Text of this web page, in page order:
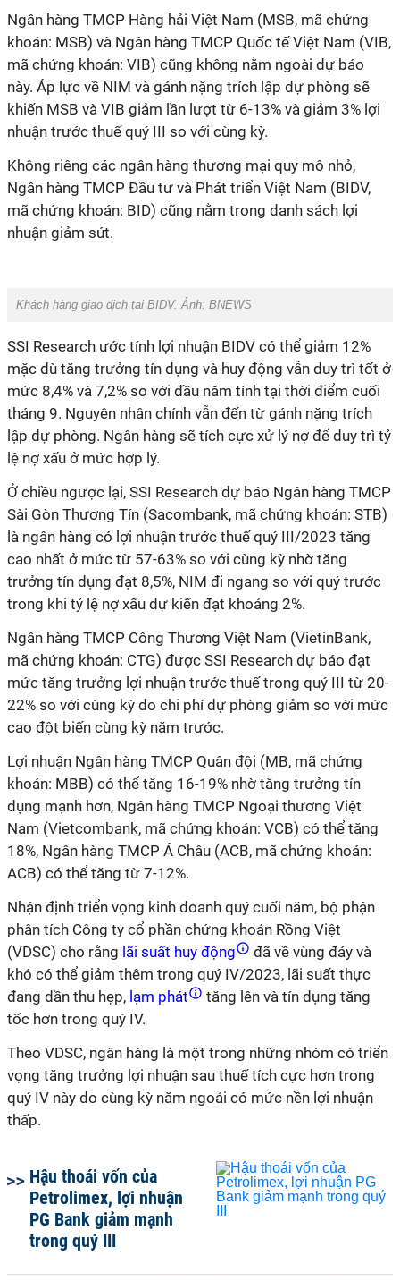
Ngân hàng TMCP Hàng hải Việt Nam (MSB, mã chứng
khoán: MSB) và Ngân hàng TMCP Quốc tế Việt Nam (VIB,
mã chứng khoán: VIB) cũng không nằm ngoài dự báo
này. Áp lực về NIM và gánh nặng trích lập dự phòng sẽ
khiến MSB và VIB giảm lần lượt từ 6-13% và giảm 3% lợi
nhuận trước thuế quý III so với cùng kỳ.
Không riêng các ngân hàng thương mại quy mô nhỏ,
Ngân hàng TMCP Đầu tư và Phát triển Việt Nam (BIDV,
mã chứng khoán: BID) cũng nằm trong danh sách lợi
nhuận giảm sút.
Khách hàng giao dịch tại BIDV. Ảnh: BNEWS
SSI Research ước tính lợi nhuận BIDV có thể giảm 12%
mặc dù tăng trưởng tín dụng và huy động vẫn duy trì tốt ở
mức 8,4% và 7,2% so với đầu năm tính tại thời điểm cuối
tháng 9. Nguyên nhân chính vẫn đến từ gánh nặng trích
lập dự phòng. Ngân hàng sẽ tích cực xử lý nợ để duy trì tỷ
lệ nợ xấu ở mức hợp lý.
Ở chiều ngược lại, SSI Research dự báo Ngân hàng TMCP
Sài Gòn Thương Tín (Sacombank, mã chứng khoán: STB)
là ngân hàng có lợi nhuận trước thuế quý III/2023 tăng
cao nhất ở mức từ 57-63% so với cùng kỳ nhờ tăng
trưởng tín dụng đạt 8,5%, NIM đi ngang so với quý trước
trong khi tỷ lệ nợ xấu dự kiến đạt khoảng 2%.
Ngân hàng TMCP Công Thương Việt Nam (VietinBank,
mã chứng khoán: CTG) được SSI Research dự báo đạt
mức tăng trưởng lợi nhuận trước thuế trong quý III từ 20-
22% so với cùng kỳ do chi phí dự phòng giảm so với mức
cao đột biến cùng kỳ năm trước.
Lợi nhuận Ngân hàng TMCP Quân đội (MB, mã chứng
khoán: MBB) có thể tăng 16-19% nhờ tăng trưởng tín
dụng mạnh hơn, Ngân hàng TMCP Ngoại thương Việt
Nam (Vietcombank, mã chứng khoán: VCB) có thể tăng
18%, Ngân hàng TMCP Á Châu (ACB, mã chứng khoán:
ACB) có thể tăng từ 7-12%.
Nhận định triển vọng kinh doanh quý cuối năm, bộ phận
phân tích Công ty cổ phần chứng khoán Rồng Việt
(VDSC) cho rằng lãi suất huy động
đã về vùng đáy và
khó có thể giảm thêm trong quý IV/2023, lãi suất thực
đang dần thu hẹp, lạm phát
tăng lên và tín dụng tăng
tốc hơn trong quý IV.
Theo VDSC, ngân hàng là một trong những nhóm có triển
vọng tăng trưởng lợi nhuận sau thuế tích cực hơn trong
quý IV này do cùng kỳ năm ngoái có mức nền lợi nhuận
thấp.
Hậu thoái vốn của
Petrolimex, lợi nhuận
PG Bank giảm mạnh
trong quý III